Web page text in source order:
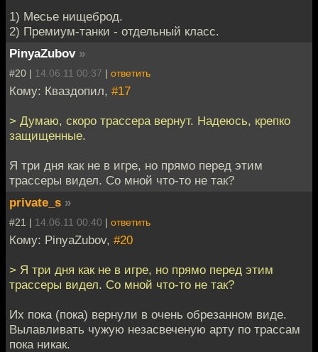
1) Месье нищеброд.
2) Премиум-танки - отдельный класс.
PinyaZubov »
#20 | 14.06.11 00:37 | ответить
Кому: Кваздопил, #17
> Думаю, скоро трассера вернут. Надеюсь, крепко
защищенные.
Я три дня как не в игре, но прямо перед этим
трассеры видел. Со мной что-то не так?
private_s »
#21 | 14.06.11 00:40 | ответить
Кому: PinyaZubov, #20
> Я три дня как не в игре, но прямо перед этим
трассеры видел. Со мной что-то не так?
Их пока (пока) вернули в очень обрезанном виде.
Вылавливать чужую незасвеченую арту по трассам
пока никак.